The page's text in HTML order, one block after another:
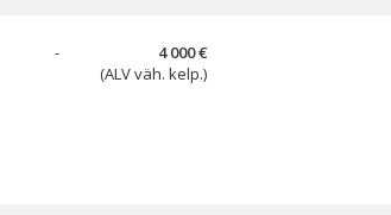
-
4 000 €
(ALV väh. kelp.)